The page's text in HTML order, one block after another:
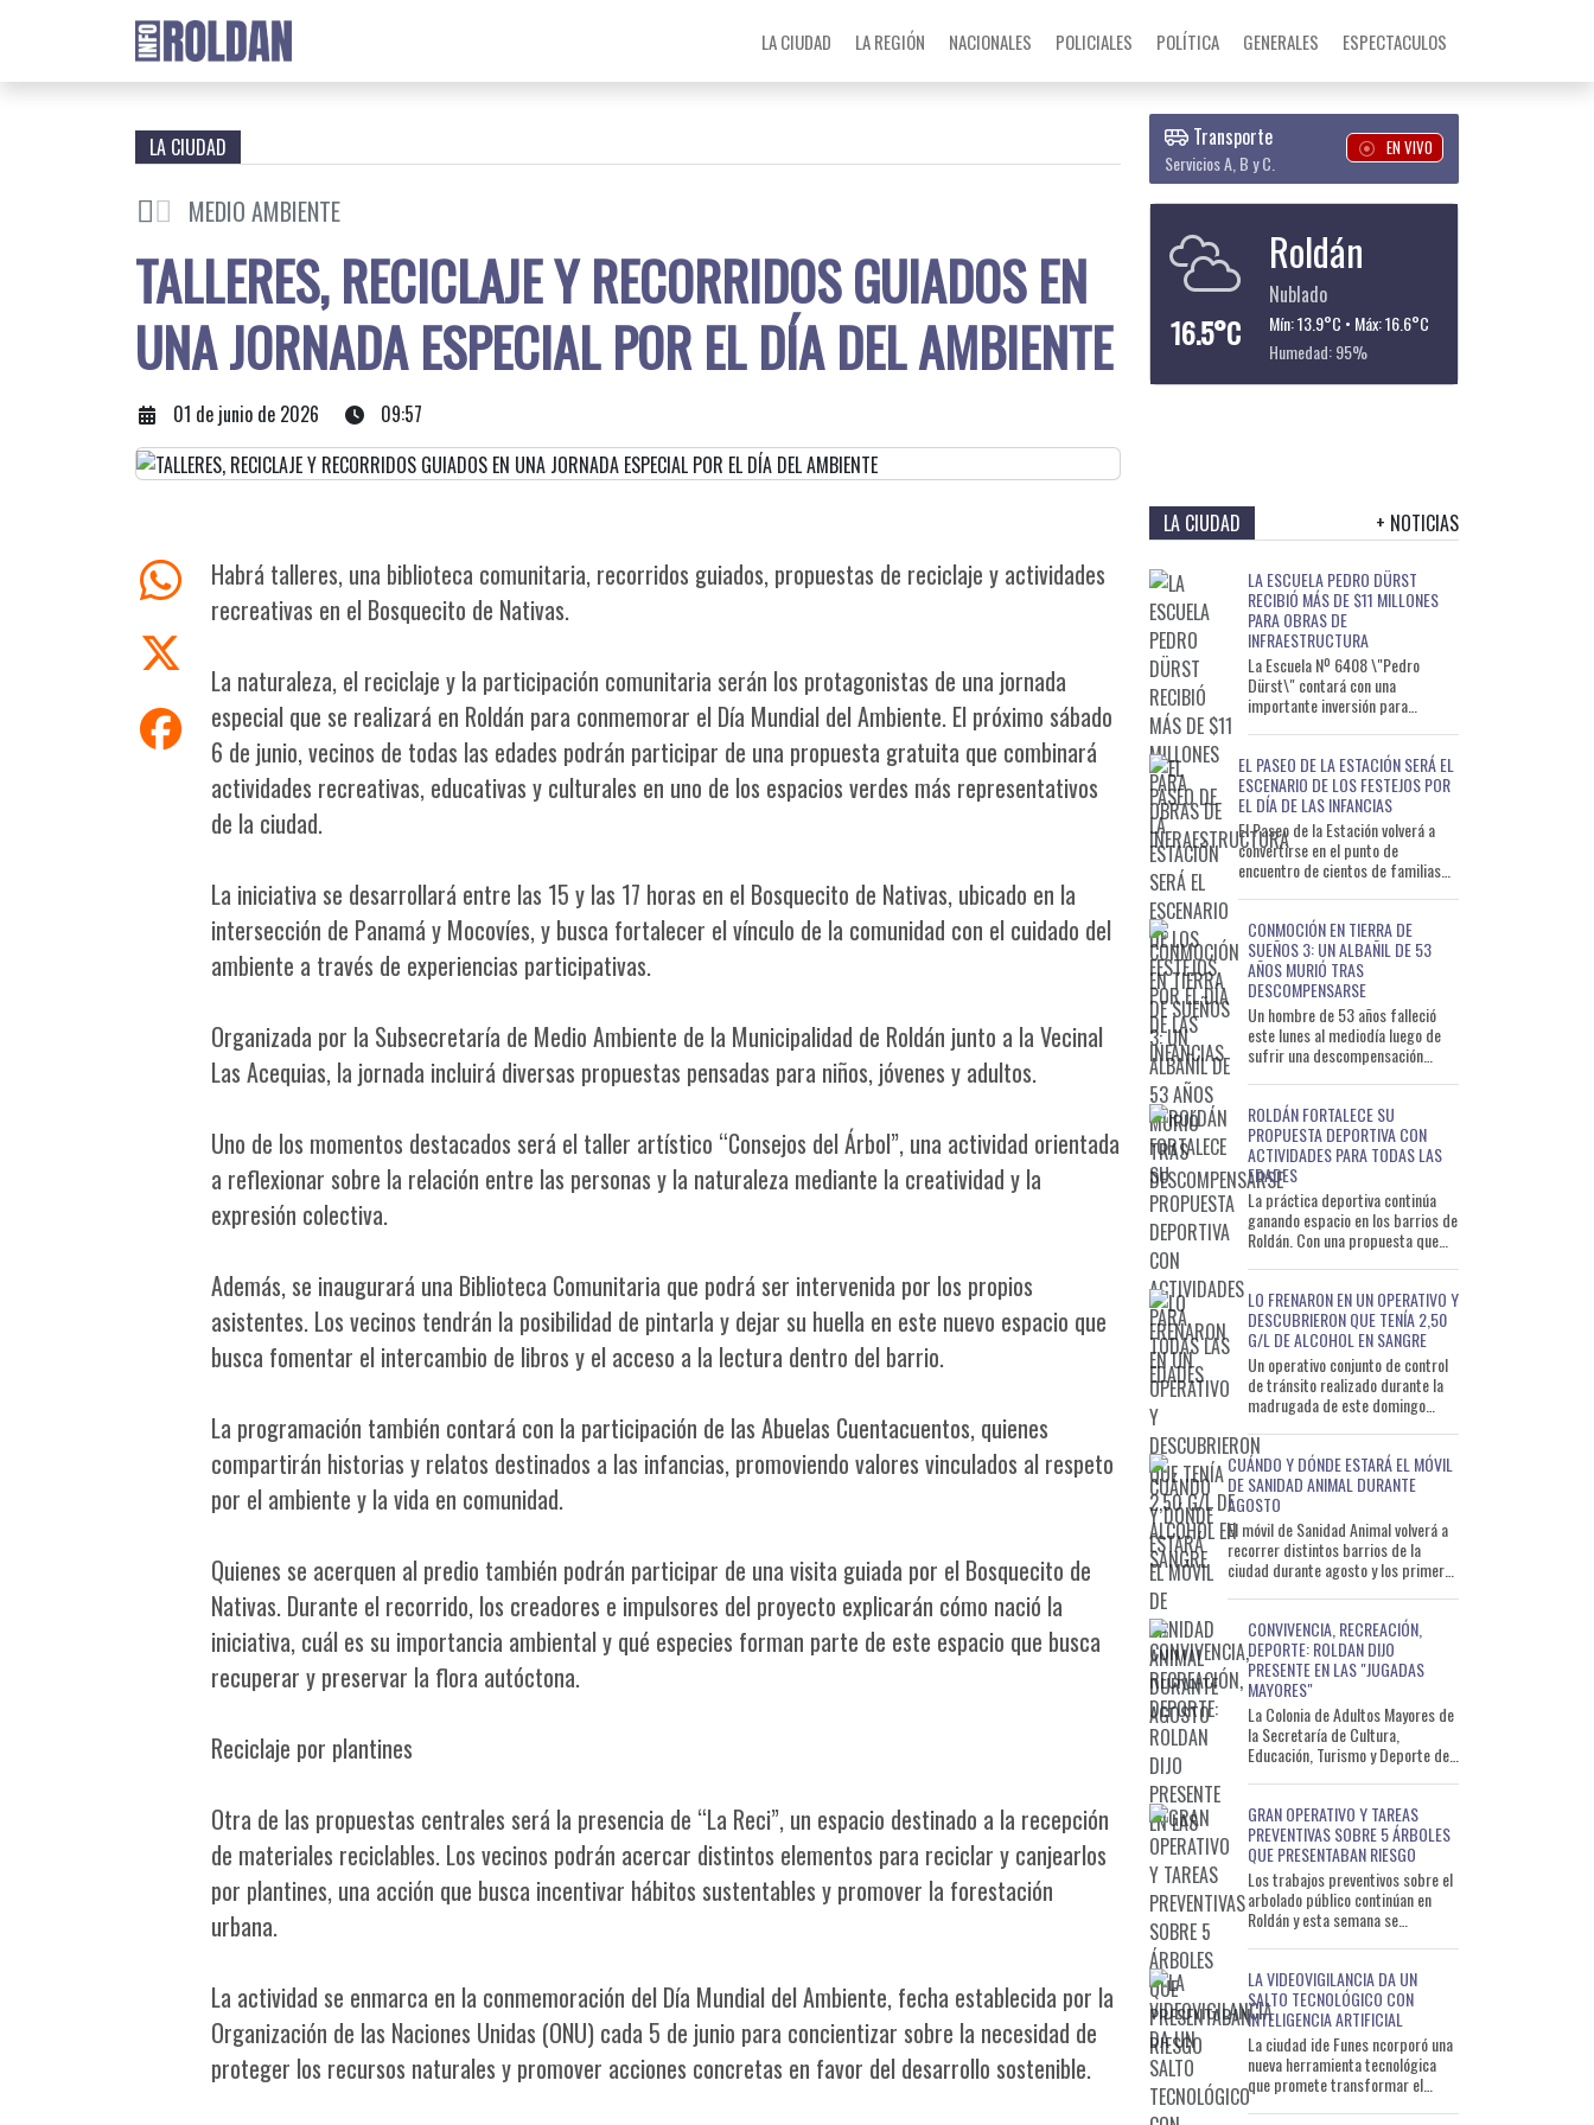
LA CIUDAD LA REGIÓN NACIONALES POLICIALES POLÍTICA GENERALES ESPECTACULOS
LA CIUDAD
MEDIO AMBIENTE
TALLERES, RECICLAJE Y RECORRIDOS GUIADOS EN
UNA JORNADA ESPECIAL POR EL DÍA DEL AMBIENTE
01 de junio de 2026 09:57
Habrá talleres, una biblioteca comunitaria, recorridos guiados, propuestas de reciclaje y actividades
recreativas en el Bosquecito de Nativas.
La naturaleza, el reciclaje y la participación comunitaria serán los protagonistas de una jornada
especial que se realizará en Roldán para conmemorar el Día Mundial del Ambiente. El próximo sábado
6 de junio, vecinos de todas las edades podrán participar de una propuesta gratuita que combinará
actividades recreativas, educativas y culturales en uno de los espacios verdes más representativos
de la ciudad.
La iniciativa se desarrollará entre las 15 y las 17 horas en el Bosquecito de Nativas, ubicado en la
intersección de Panamá y Mocovíes, y busca fortalecer el vínculo de la comunidad con el cuidado del
ambiente a través de experiencias participativas.
Organizada por la Subsecretaría de Medio Ambiente de la Municipalidad de Roldán junto a la Vecinal
Las Acequias, la jornada incluirá diversas propuestas pensadas para niños, jóvenes y adultos.
Uno de los momentos destacados será el taller artístico “Consejos del Árbol”, una actividad orientada
a reflexionar sobre la relación entre las personas y la naturaleza mediante la creatividad y la
expresión colectiva.
Además, se inaugurará una Biblioteca Comunitaria que podrá ser intervenida por los propios
asistentes. Los vecinos tendrán la posibilidad de pintarla y dejar su huella en este nuevo espacio que
busca fomentar el intercambio de libros y el acceso a la lectura dentro del barrio.
La programación también contará con la participación de las Abuelas Cuentacuentos, quienes
compartirán historias y relatos destinados a las infancias, promoviendo valores vinculados al respeto
por el ambiente y la vida en comunidad.
Quienes se acerquen al predio también podrán participar de una visita guiada por el Bosquecito de
Nativas. Durante el recorrido, los creadores e impulsores del proyecto explicarán cómo nació la
iniciativa, cuál es su importancia ambiental y qué especies forman parte de este espacio que busca
recuperar y preservar la flora autóctona.
Reciclaje por plantines
Otra de las propuestas centrales será la presencia de “La Reci”, un espacio destinado a la recepción
de materiales reciclables. Los vecinos podrán acercar distintos elementos para reciclar y canjearlos
por plantines, una acción que busca incentivar hábitos sustentables y promover la forestación
urbana.
La actividad se enmarca en la conmemoración del Día Mundial del Ambiente, fecha establecida por la
Organización de las Naciones Unidas (ONU) cada 5 de junio para concientizar sobre la necesidad de
proteger los recursos naturales y promover acciones concretas en favor del desarrollo sostenible.
Transporte
Servicios A, B y C.
EN VIVO
16.5°C
Roldán
Nublado
Mín: 13.9°C • Máx: 16.6°C
Humedad: 95%
LA CIUDAD + NOTICIAS
LA ESCUELA PEDRO DÜRST
RECIBIÓ MÁS DE $11 MILLONES
PARA OBRAS DE
INFRAESTRUCTURA
La Escuela Nº 6408 \"Pedro
Dürst\" contará con una
importante inversión para
s
EL PASEO DE LA ESTACIÓN SERÁ EL
ESCENARIO DE LOS FESTEJOS POR
EL DÍA DE LAS INFANCIAS
El Paseo de la Estación volverá a
convertirse en el punto de
encuentro de cientos de familias
CONMOCIÓN EN TIERRA DE
SUEÑOS 3: UN ALBAÑIL DE 53
AÑOS MURIÓ TRAS
DESCOMPENSARSE
Un hombre de 53 años falleció
este lunes al mediodía luego de
sufrir una descompensación
ROLDÁN FORTALECE SU
PROPUESTA DEPORTIVA CON
ACTIVIDADES PARA TODAS LAS
EDADES
La práctica deportiva continúa
ganando espacio en los barrios de
Roldán. Con una propuesta que
LO FRENARON EN UN OPERATIVO Y
DESCUBRIERON QUE TENÍA 2,50
G/L DE ALCOHOL EN SANGRE
Un operativo conjunto de control
de tránsito realizado durante la
madrugada de este domingo
que circulaba con un ni
CUÁNDO Y DÓNDE ESTARÁ EL MÓVIL
DE SANIDAD ANIMAL DURANTE
AGOSTO
El móvil de Sanidad Animal volverá a
recorrer distintos barrios de la
ciudad durante agosto y los primeros
CONVIVENCIA, RECREACIÓN,
DEPORTE: ROLDAN DIJO
PRESENTE EN LAS "JUGADAS
MAYORES"
La Colonia de Adultos Mayores de
la Secretaría de Cultura,
Educación, Turismo y Deporte de
GRAN OPERATIVO Y TAREAS
PREVENTIVAS SOBRE 5 ÁRBOLES
QUE PRESENTABAN RIESGO
Los trabajos preventivos sobre el
arbolado público continúan en
Roldán y esta semana se
LA VIDEOVIGILANCIA DA UN
SALTO TECNOLÓGICO CON
INTELIGENCIA ARTIFICIAL
La ciudad ide Funes ncorporó una
nueva herramienta tecnológica
que promete transformar el
funcionamiento del Centro de